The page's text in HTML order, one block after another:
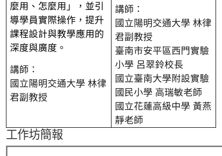
麼用、怎麼用」，並引
導學員實際操作，提升
課程設計與教學應用的
深度與廣度。
講師：
國立陽明交通大學 林律
君副教授
講師：
國立陽明交通大學 林律
君副教授
臺南市安平區西門實驗
小學 呂翠鈴校長
國立臺南大學附設實驗
國民小學 高瑞敏老師
國立花蓮高級中學 黃燕
靜老師
工作坊簡報